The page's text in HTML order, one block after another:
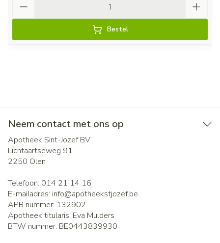
Bestel
Neem contact met ons op
Apotheek Sint-Jozef BV
Lichtaartseweg 91
2250 Olen
Telefoon: 014 21 14 16
E-mailadres: info@apotheekstjozef.be
APB nummer: 132902
Apotheek titularis: Eva Mulders
BTW nummer: BE0443839930